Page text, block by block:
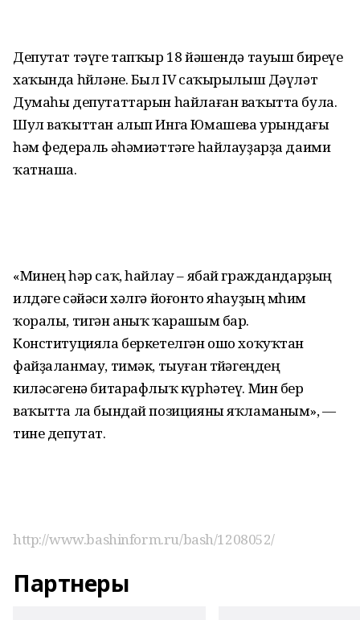
Депутат тәүге тапҡыр 18 йәшендә тауыш биреүе
хаҡында һөйләне. Был IV саҡырылыш Дәүләт
Думаһы депутаттарын һайлаған ваҡытта була.
Шул ваҡыттан алып Инга Юмашева урындағы
һәм федераль әһәмиәттәге һайлауҙарҙа даими
ҡатнаша.
«Минең һәр саҡ, һайлау – ябай граждандарҙың
илдәге сәйәси хәлгә йоғонто яһауҙың мөһим
ҡоралы, тигән аныҡ ҡарашым бар.
Конституцияла беркетелгән ошо хоҡуҡтан
файҙаланмау, тимәк, тыуған төйәгеңдең
киләсәгенә битарафлыҡ күрһәтеү. Мин бер
ваҡытта ла бындай позицияны яҡламаным», —
тине депутат.
http://www.bashinform.ru/bash/1208052/
Партнеры